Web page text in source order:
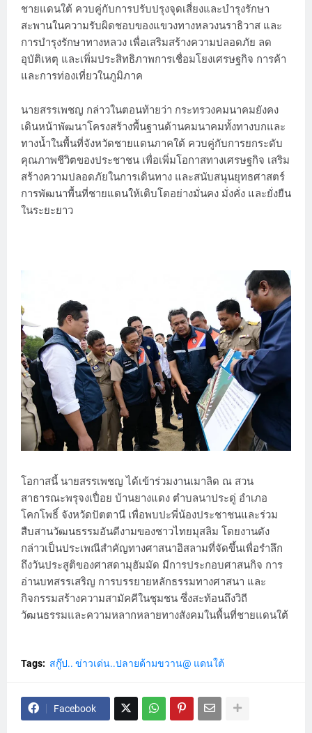
ชายแดนใต้ ควบคู่กับการปรับปรุงจุดเสี่ยงและบำรุงรักษา
สะพานในความรับผิดชอบของแขวงทางหลวงนราธิวาส และ
การบำรุงรักษาทางหลวง เพื่อเสริมสร้างความปลอดภัย ลด
อุบัติเหตุ และเพิ่มประสิทธิภาพการเชื่อมโยงเศรษฐกิจ การค้า
และการท่องเที่ยวในภูมิภาค
นายสรรเพชญ กล่าวในตอนท้ายว่า กระทรวงคมนาคมยังคง
เดินหน้าพัฒนาโครงสร้างพื้นฐานด้านคมนาคมทั้งทางบกและ
ทางน้ำในพื้นที่จังหวัดชายแดนภาคใต้ ควบคู่กับการยกระดับ
คุณภาพชีวิตของประชาชน เพื่อเพิ่มโอกาสทางเศรษฐกิจ เสริม
สร้างความปลอดภัยในการเดินทาง และสนับสนุนยุทธศาสตร์
การพัฒนาพื้นที่ชายแดนให้เติบโตอย่างมั่นคง มั่งคั่ง และยั่งยืน
ในระยะยาว
โอกาสนี้ นายสรรเพชญ ได้เข้าร่วมงานเมาลิด ณ สวน
สาธารณะพรุจงเปื่อย บ้านยางแดง ตำบลนาประดู่ อำเภอ
โคกโพธิ์ จังหวัดปัตตานี เพื่อพบปะพี่น้องประชาชนและร่วม
สืบสานวัฒนธรรมอันดีงามของชาวไทยมุสลิม โดยงานดัง
กล่าวเป็นประเพณีสำคัญทางศาสนาอิสลามที่จัดขึ้นเพื่อรำลึก
ถึงวันประสูติของศาสดามุฮัมมัด มีการประกอบศาสนกิจ การ
อ่านบทสรรเสริญ การบรรยายหลักธรรมทางศาสนา และ
กิจกรรมสร้างความสามัคคีในชุมชน ซึ่งสะท้อนถึงวิถี
วัฒนธรรมและความหลากหลายทางสังคมในพื้นที่ชายแดนใต้
Tags: สกู๊ป.. ข่าวเด่น..ปลายด้ามขวาน@ แดนใต้
Facebook